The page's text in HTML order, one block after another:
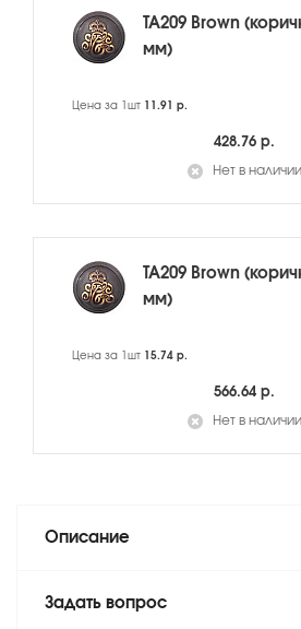
TA209 Brown
мм)
Цена за 1шт 11.91 р.
428.76 р.
Нет в наличии
TA209 Brown
мм)
Цена за 1шт 15.74 р.
566.64 р.
Нет в наличии
Описание
Задать вопрос